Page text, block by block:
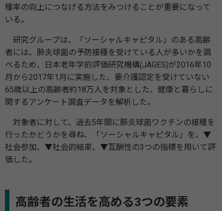
種率の向上につなげる方法をみつけることが重要になって
いる。
研究グループは、「ソーシャルキャピタル」のある高齢
者には、肺炎球菌の予防接種を受けている人が多いかを調
べるため、日本老年学的評価研究機構(JAGES)が2016年10
月から2017年1月に実施した、要介護認定を受けていない
65歳以上の高齢者約18万人を対象とした、健康と暮らしに
関するアンケート調査データを解析した。
対象者に対して、過去5年間に肺炎球菌ワクチンの接種を
行ったかどうかを尋ね、「ソーシャルキャピタル」を、▼
社会参加、▼社会的結束、▼互酬性の3つの指標を用いて評
価した。
高齢者の生活を高める3つの要素